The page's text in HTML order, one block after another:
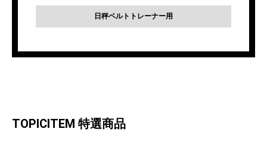
日秤ベルトトレーナー用
TOPICITEM 特選商品